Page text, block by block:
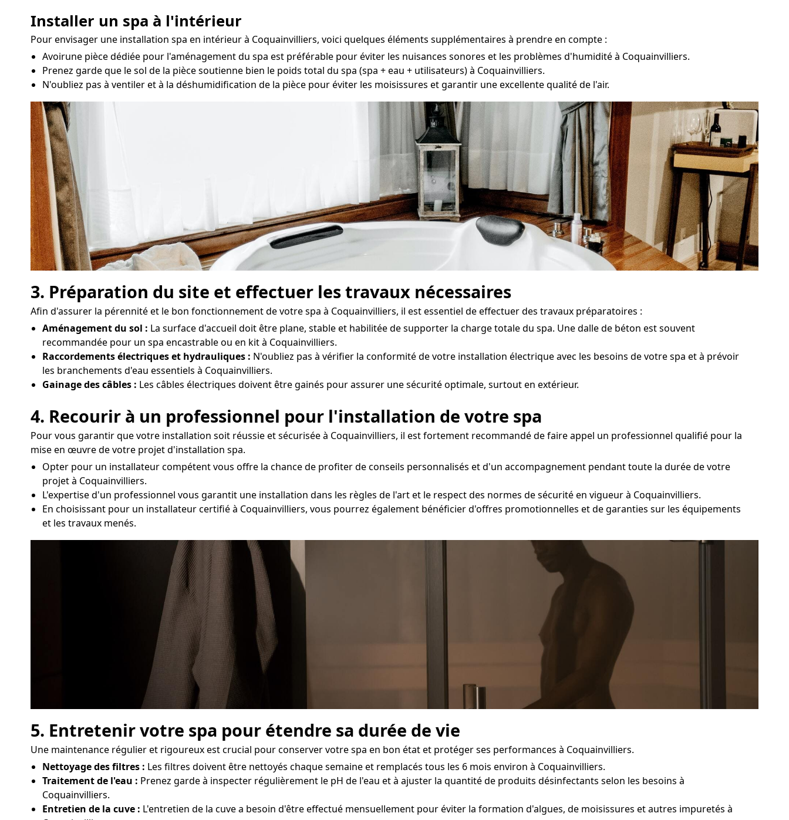
Installer un spa à l'intérieur
Pour envisager une installation spa en intérieur à Coquainvilliers, voici quelques éléments supplémentaires à prendre en compte :
Avoirune pièce dédiée pour l'aménagement du spa est préférable pour éviter les nuisances sonores et les problèmes d'humidité à Coquainvilliers.
Prenez garde que le sol de la pièce soutienne bien le poids total du spa (spa + eau + utilisateurs) à Coquainvilliers.
N'oubliez pas à ventiler et à la déshumidification de la pièce pour éviter les moisissures et garantir une excellente qualité de l'air.
3. Préparation du site et effectuer les travaux nécessaires
Afin d'assurer la pérennité et le bon fonctionnement de votre spa à Coquainvilliers, il est essentiel de effectuer des travaux préparatoires :
Aménagement du sol : La surface d'accueil doit être plane, stable et habilitée de supporter la charge totale du spa. Une dalle de béton est souvent
recommandée pour un spa encastrable ou en kit à Coquainvilliers.
Raccordements électriques et hydrauliques : N'oubliez pas à vérifier la conformité de votre installation électrique avec les besoins de votre spa et à prévoir
les branchements d'eau essentiels à Coquainvilliers.
Gainage des câbles : Les câbles électriques doivent être gainés pour assurer une sécurité optimale, surtout en extérieur.
4. Recourir à un professionnel pour l'installation de votre spa
Pour vous garantir que votre installation soit réussie et sécurisée à Coquainvilliers, il est fortement recommandé de faire appel un professionnel qualifié pour la
mise en œuvre de votre projet d'installation spa.
Opter pour un installateur compétent vous offre la chance de profiter de conseils personnalisés et d'un accompagnement pendant toute la durée de votre
projet à Coquainvilliers.
L'expertise d'un professionnel vous garantit une installation dans les règles de l'art et le respect des normes de sécurité en vigueur à Coquainvilliers.
En choisissant pour un installateur certifié à Coquainvilliers, vous pourrez également bénéficier d'offres promotionnelles et de garanties sur les équipements
et les travaux menés.
5. Entretenir votre spa pour étendre sa durée de vie
Une maintenance régulier et rigoureux est crucial pour conserver votre spa en bon état et protéger ses performances à Coquainvilliers.
Nettoyage des filtres : Les filtres doivent être nettoyés chaque semaine et remplacés tous les 6 mois environ à Coquainvilliers.
Traitement de l'eau : Prenez garde à inspecter régulièrement le pH de l'eau et à ajuster la quantité de produits désinfectants selon les besoins à
Coquainvilliers.
Entretien de la cuve : L'entretien de la cuve a besoin d'être effectué mensuellement pour éviter la formation d'algues, de moisissures et autres impuretés à